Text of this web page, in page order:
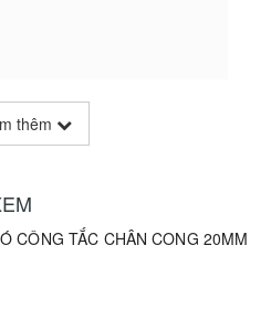
thêm
CÔNG TẮC CHÂN CONG 20MM